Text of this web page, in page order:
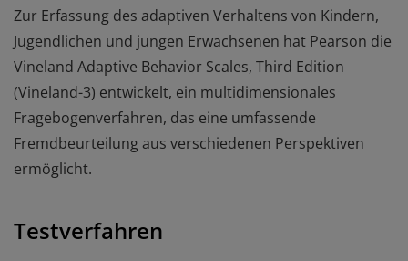
Zur Erfassung des adaptiven Verhaltens von Kindern,
Jugendlichen und jungen Erwachsenen hat Pearson die
Vineland Adaptive Behavior Scales, Third Edition
(Vineland-3) entwickelt, ein multidimensionales
Fragebogenverfahren, das eine umfassende
Fremdbeurteilung aus verschiedenen Perspektiven
ermöglicht.
Testverfahren